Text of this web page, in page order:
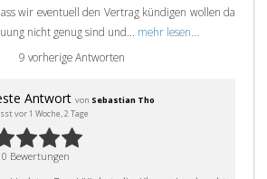
wir eventuell den Vertrag kündigen wollen da
nicht genug sind und... mehr lesen...
9 vorherige Antworten
Antwort von Sebastian Tho
vor 1 Woche, 2 Tage
0 Bewertungen